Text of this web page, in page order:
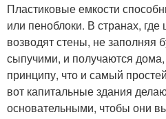
Пластиковые емкости
или пеноблоки. В странах, где
возводят стены, не заполняя
сыпучими, и получаются
принципу, что и самый
вот капитальные здания
основательными, чтобы они